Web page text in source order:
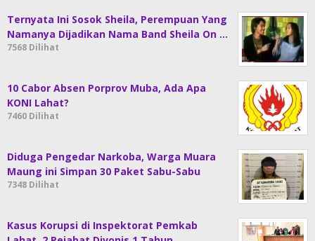
Ternyata Ini Sosok Sheila, Perempuan Yang
Namanya Dijadikan Nama Band Sheila On …
7568 Dilihat
10 Cabor Absen Porprov Muba, Ada Apa
KONI Lahat?
7460 Dilihat
Diduga Pengedar Narkoba, Warga Muara
Maung ini Simpan 30 Paket Sabu-Sabu
7348 Dilihat
Kasus Korupsi di Inspektorat Pemkab